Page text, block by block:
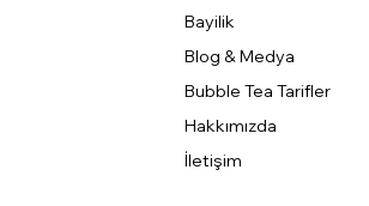
Bayilik
Blog & Medya
Bubble Tea Tarifler
Hakkımızda
İletişim